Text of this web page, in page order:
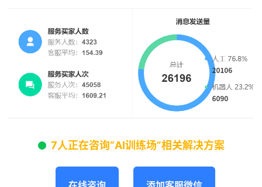
7人正在咨询“AI训练场”相关解决方案